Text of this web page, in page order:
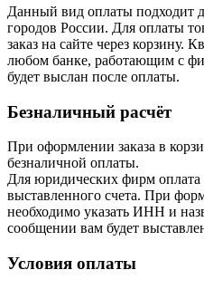
Данный вид оплаты подходит
городов России. Для оплаты
заказ на сайте через корзину.
любом банке, работающим с
будет выслан после оплаты.
Безналичный расчёт
При оформлении заказа в
безналичной оплаты.
Для юридических фирм оплата
выставленного счета. При
необходимо указать ИНН и
сообщении вам будет
Условия оплаты